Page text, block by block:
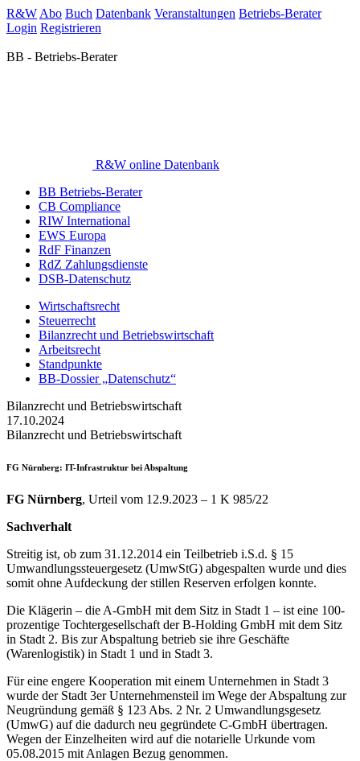
R&W Abo Buch Datenbank Veranstaltungen Betriebs-Berater
Login Registrieren
BB - Betriebs-Berater
R&W online Datenbank
BB Betriebs-Berater
CB Compliance
RIW International
EWS Europa
RdF Finanzen
RdZ Zahlungsdienste
DSB-Datenschutz
Wirtschaftsrecht
Steuerrecht
Bilanzrecht und Betriebswirtschaft
Arbeitsrecht
Standpunkte
BB-Dossier „Datenschutz“
Bilanzrecht und Betriebswirtschaft
17.10.2024
Bilanzrecht und Betriebswirtschaft
FG Nürnberg: IT-Infrastruktur bei Abspaltung
FG Nürnberg, Urteil vom 12.9.2023 – 1 K 985/22
Sachverhalt
Streitig ist, ob zum 31.12.2014 ein Teilbetrieb i.S.d. § 15
Umwandlungssteuergesetz (UmwStG) abgespalten wurde und dies
somit ohne Aufdeckung der stillen Reserven erfolgen konnte.
Die Klägerin – die A-GmbH mit dem Sitz in Stadt 1 – ist eine 100-
prozentige Tochtergesellschaft der B-Holding GmbH mit dem Sitz
in Stadt 2. Bis zur Abspaltung betrieb sie ihre Geschäfte
(Warenlogistik) in Stadt 1 und in Stadt 3.
Für eine engere Kooperation mit einem Unternehmen in Stadt 3
wurde der Stadt 3er Unternehmensteil im Wege der Abspaltung zur
Neugründung gemäß § 123 Abs. 2 Nr. 2 Umwandlungsgesetz
(UmwG) auf die dadurch neu gegründete C-GmbH übertragen.
Wegen der Einzelheiten wird auf die notarielle Urkunde vom
05.08.2015 mit Anlagen Bezug genommen.